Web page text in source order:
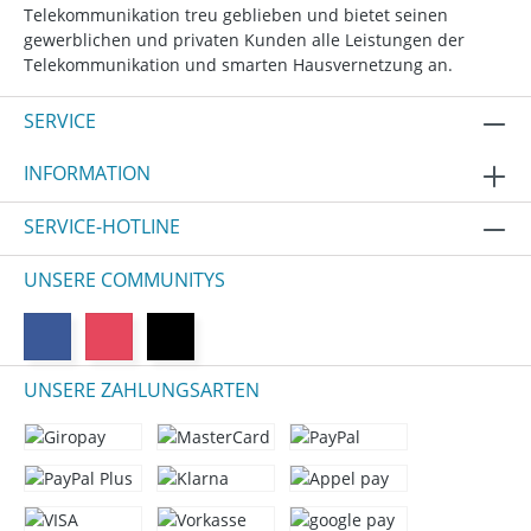
Telekommunikation treu geblieben und bietet seinen
gewerblichen und privaten Kunden alle Leistungen der
Telekommunikation und smarten Hausvernetzung an.
SERVICE
INFORMATION
SERVICE-HOTLINE
UNSERE COMMUNITYS
UNSERE ZAHLUNGSARTEN